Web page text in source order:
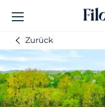
Zurück